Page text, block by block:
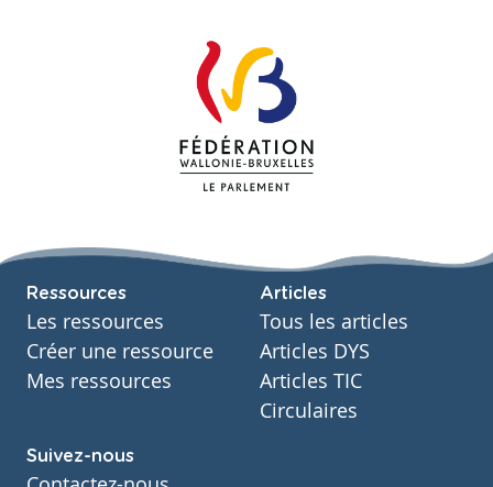
Ressources
Les ressources
Créer une ressource
Mes ressources
Articles
Tous les articles
Articles DYS
Articles TIC
Circulaires
Suivez-nous